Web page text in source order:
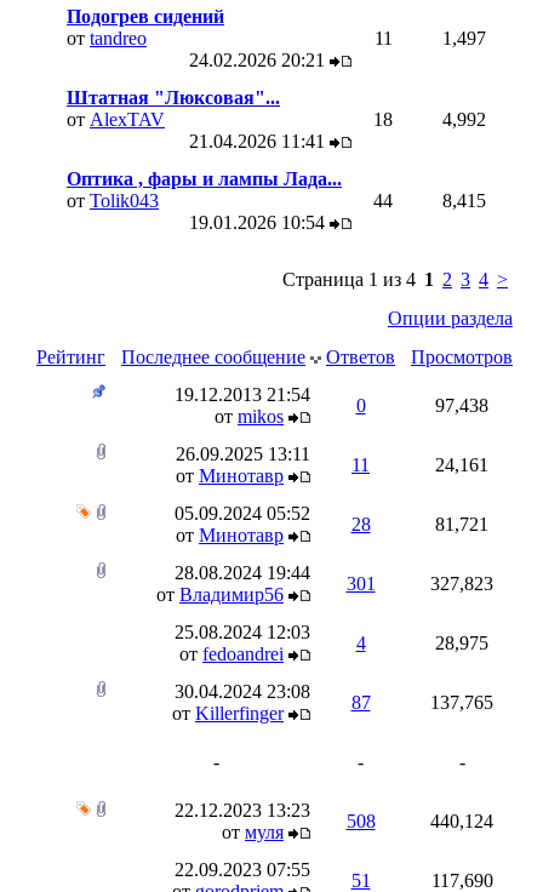
Подогрев сидений
от tandreo
24.02.2026 20:21
11 1,497
Штатная "Люксовая"...
от AlexTAV
21.04.2026 11:41
18 4,992
Оптика , фары и лампы Лада...
от Tolik043
19.01.2026 10:54
44 8,415
Страница 1 из 4 1 2 3 4 >
Опции раздела
Рейтинг
Последнее сообщение Ответов
Просмотров
19.12.2013 21:54
от mikos
0 97,438
26.09.2025 13:11
от Минотавр
11 24,161
05.09.2024 05:52
от Минотавр
28 81,721
28.08.2024 19:44
от Владимир56
301 327,823
25.08.2024 12:03
от fedoandrei
4 28,975
30.04.2024 23:08
от Killerfinger
87 137,765
- - -
22.12.2023 13:23
от муля
508 440,124
22.09.2023 07:55
51 117,690